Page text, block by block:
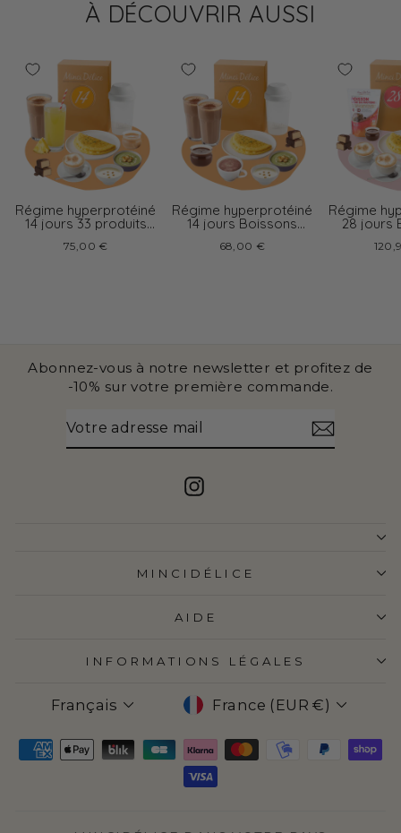
À DÉCOUVRIR AUSSI
Régime hyperprotéiné
14 jours 33 produits
75,00 €
Régime hyperprotéiné
14 jours Boissons
68,00 €
Régime
28 jours
Abonnez-vous à notre newsletter et profitez de
-10% sur votre première commande.
ADRESSE
Instagram
MINCIDÉLICE
AIDE
INFORMATIONS LÉGALES
LANGUE
Français DEVISE
France (EUR €)